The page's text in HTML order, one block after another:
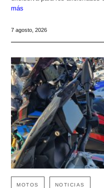
más
7 agosto, 2026
MOTOS NOTICIAS